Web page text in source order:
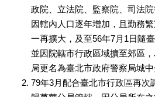
政院、立法院、監察院、司法
因轄內人口逐年增加，且勤務
一再擴大，及至56年7月1日隨
並因院轄市行政區域擴至郊區
局更名為臺北市政府警察局城中
79年3月配合臺北市行政區再次